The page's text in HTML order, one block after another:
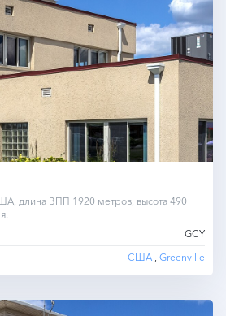
длина ВПП 1920 метров, высота 490
GCY
США Greenville